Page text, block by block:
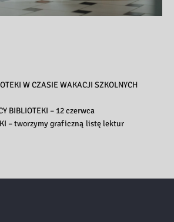
W CZASIE WAKACJI SZKOLNYCH
BIBLIOTEKI – 12 czerwca
– tworzymy graficzną listę lektur